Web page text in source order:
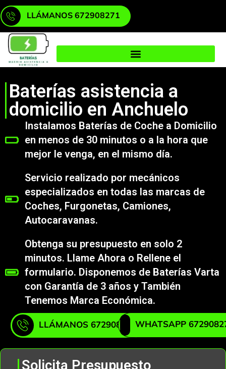
LLÁMANOS 672908271
Baterías asistencia a
domicilio en Anchuelo
Instalamos Baterías de Coche a Domicilio
en menos de 30 minutos o a la hora que
mejor le venga, en el mismo día.
Servicio realizado por mecánicos
especializados en todas las marcas de
Coches, Furgonetas, Camiones,
Autocaravanas.
Obtenga su presupuesto en solo 2
minutos. Llame Ahora o Rellene el
formulario. Disponemos de Baterías Varta
con Garantía de 3 años y También
Tenemos Marca Económica.
LLÁMANOS 672908271WHATSAPP
Solicita Presupuesto